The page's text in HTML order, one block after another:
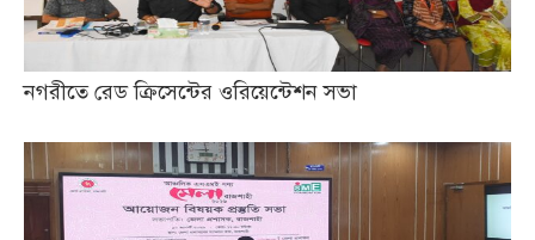
নগরীতে রেড ক্রিসেন্টের ওরিয়েন্টেশন সভা